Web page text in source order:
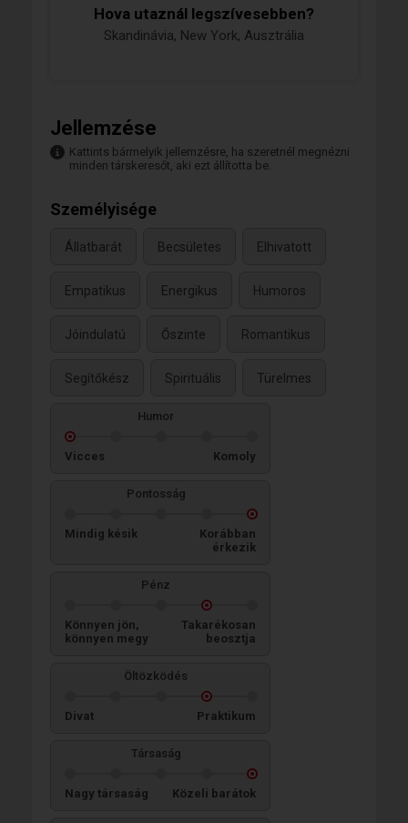
Hova utaznál legszívesebben?
Skandinávia, New York, Ausztrália
Jellemzése
Kattints bármelyik jellemzésre, ha szeretnél megnézni
minden társkeresőt, aki ezt állította be.
Személyisége
Állatbarát Becsületes Elhivatott
Empatikus Energikus Humoros
Jóindulatú Őszinte Romantikus
Segítőkész Spirituális Türelmes
Humor
Vicces Komoly
Pontosság
Mindig késik
Korábban
érkezik
Pénz
Könnyen jön,
könnyen megy
Takarékosan
beosztja
Öltözködés
Divat Praktikum
Társaság
Nagy társaság Közeli barátok